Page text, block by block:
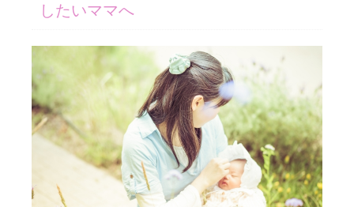
したいママへ